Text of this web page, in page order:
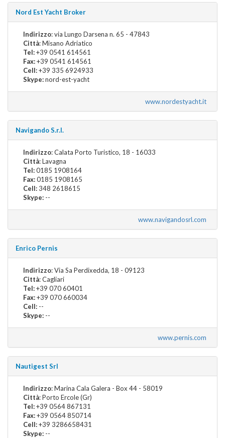
Nord Est Yacht Broker
Indirizzo: via Lungo Darsena n. 65 - 47843
Città: Misano Adriatico
Tel:+39 0541 614561
Fax:+39 0541 614561
Cell:+39 335 6924933
Skype:nord-est-yacht
www.nordestyacht.it
Navigando S.r.l.
Indirizzo: Calata Porto Turistico, 18 - 16033
Città: Lavagna
Tel:0185 1908164
Fax:0185 1908165
Cell:348 2618615
Skype: --
www.navigandosrl.com
Enrico Pernis
Indirizzo: Via Sa Perdixedda, 18 - 09123
Città: Cagliari
Tel:+39 070 60401
Fax:+39 070 660034
Cell: --
Skype: --
www.pernis.com
Nautigest Srl
Indirizzo: Marina Cala Galera - Box 44 - 58019
Città: Porto Ercole (Gr)
Tel:+39 0564 867131
Fax:+39 0564 850714
Cell:+39 3286658431
Skype: --